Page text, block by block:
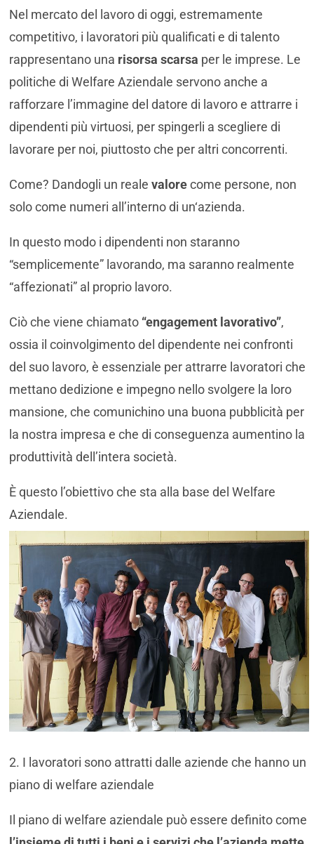
Nel mercato del lavoro di oggi, estremamente
competitivo, i lavoratori più qualificati e di talento
rappresentano una risorsa scarsa per le imprese. Le
politiche di Welfare Aziendale servono anche a
rafforzare l’immagine del datore di lavoro e attrarre i
dipendenti più virtuosi, per spingerli a scegliere di
lavorare per noi, piuttosto che per altri concorrenti.
Come? Dandogli un reale valorecome persone, non
solo come numeri all’interno di un‘azienda.
In questo modo i dipendenti non staranno
“semplicemente” lavorando, ma saranno realmente
“affezionati” al proprio lavoro.
Ciò che viene chiamato “engagement lavorativo”,
ossia il coinvolgimento del dipendente nei confronti
del suo lavoro, è essenziale per attrarre lavoratori che
mettano dedizione e impegno nello svolgere la loro
mansione, che comunichino una buona pubblicità per
la nostra impresa e che di conseguenza aumentino la
produttività dell’intera società.
È questo l’obiettivo che sta alla base del Welfare
Aziendale.
2. I lavoratori sono attratti dalle aziende che hanno un
piano di welfare aziendale
Il piano di welfare aziendale può essere definito come